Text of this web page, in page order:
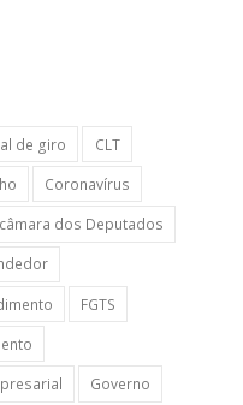
de giro
CLT
Coronavírus
câmara dos Deputados
FGTS
Governo